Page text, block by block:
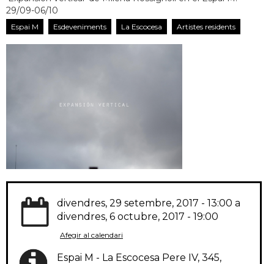
29/09-06/10
Espai M Esdeveniments La Escocesa Artistes residents
divendres, 29 setembre, 2017 - 13:00 a
divendres, 6 octubre, 2017 - 19:00
Afegir al calendari
Espai M - La Escocesa Pere IV, 345,